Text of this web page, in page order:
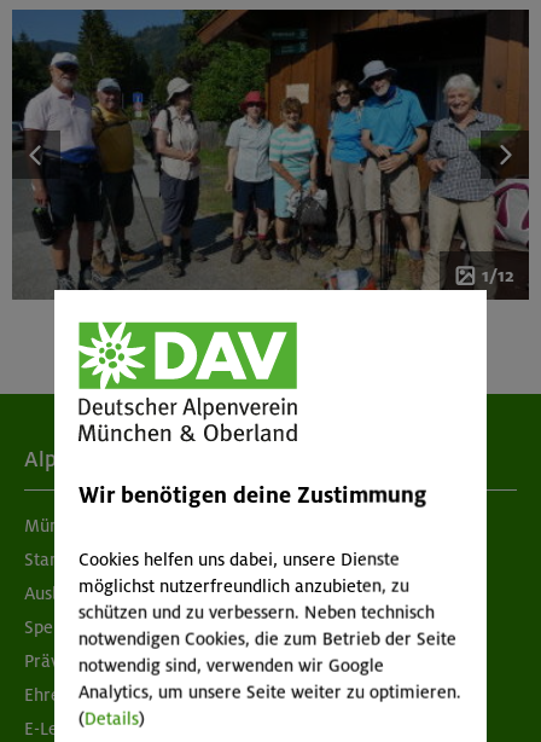
1/12
Alpenverein
München & Oberland
Standorte
Ausbildung & Jobs
Spenden
Prävention sexualisierter Gewalt
Ehrenamtsbörse
E-Learning
Wir benötigen deine Zustimmung
Cookies helfen uns dabei, unsere Dienste
möglichst nutzerfreundlich anzubieten, zu
schützen und zu verbessern. Neben technisch
notwendigen Cookies, die zum Betrieb der Seite
notwendig sind, verwenden wir Google
Analytics, um unsere Seite weiter zu optimieren.
(Details)